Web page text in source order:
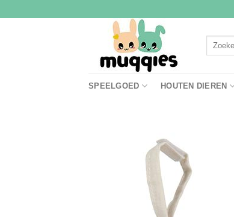
Zoeken
SPEELGOED HOUTEN DIEREN